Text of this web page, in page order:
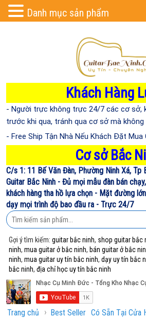
Khách Hàng
- Người trực không trực 24/7 các cơ sở,
trước khi qua, tránh qua cơ sở mà
- Free Ship Tận Nhà Nếu Khách Đặt Mua
Cơ sở Bắc
C/s 1: 11 Bế Văn Đàn, Phường Ninh Xá, Tp
Guitar Bắc Ninh - Đủ mọi mẫu đàn bán
khách hàng tha hồ lựa chọn - Mặt đường
dạy mọi trình độ bao đầu ra - Trực 24/7
Gợi ý tìm kiếm:guitar bắc ninh, shop guitar bắc
ninh,mua guitar ở bắc ninh, bán guitar ở bắc
ninh,mua guitar uy tín bắc ninh,dạy uy tín bắc
bắc ninh,địa chỉ học uy tín bắc ninh
Trang chủ › Best Seller Có Sẵn Tại Cửa
Danh mục sản phẩm